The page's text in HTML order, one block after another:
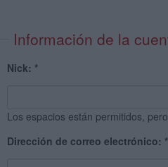
Información de la
Nick: *
Los espacios están permitidos,
Dirección de correo electrónico: *